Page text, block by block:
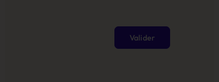
Valider